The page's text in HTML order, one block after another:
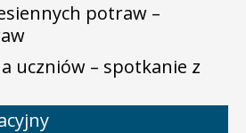
potraw –
uczniów – spotkanie z